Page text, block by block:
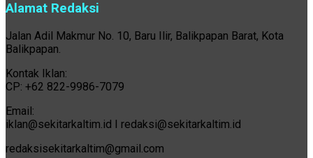
Alamat Redaksi
Jalan Adil Makmur No. 10, Baru Ilir, Balikpapan Barat, Kota
Balikpapan.
Kontak Iklan:
CP: +62 822-9986-7079
Email:
iklan@sekitarkaltim.id I redaksi@sekitarkaltim.id
redaksisekitarkaltim@gmail.com